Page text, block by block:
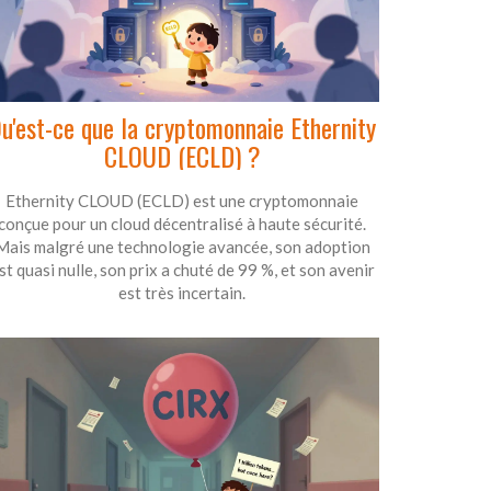
ce que la cryptomonnaie Ethernity
CLOUD (ECLD) ?
Ethernity CLOUD (ECLD) est une cryptomonnaie
pour un cloud décentralisé à haute sécurité.
malgré une technologie avancée, son adoption
quasi nulle, son prix a chuté de 99 %, et son avenir
est très incertain.